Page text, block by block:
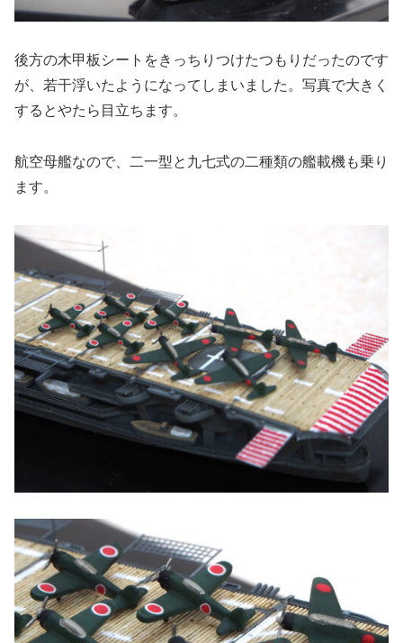
後方の木甲板シートをきっちりつけたつもりだったのです
が、若干浮いたようになってしまいました。写真で大きく
するとやたら目立ちます。
航空母艦なので、二一型と九七式の二種類の艦載機も乗り
ます。